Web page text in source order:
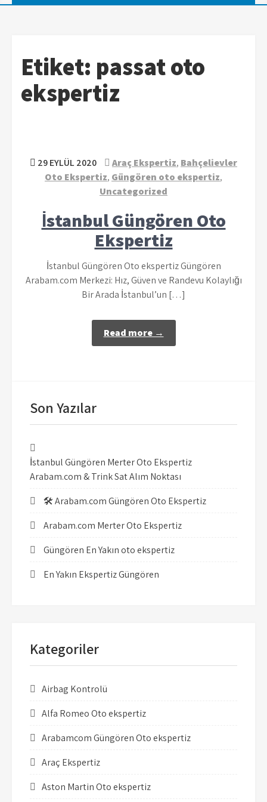
Etiket: passat oto
ekspertiz
29 EYLÜL 2020 Araç Ekspertiz, Bahçelievler
Oto Ekspertiz, Güngören oto ekspertiz,
Uncategorized
İstanbul Güngören Oto
Ekspertiz
İstanbul Güngören Oto ekspertiz Güngören
Arabam.com Merkezi: Hız, Güven ve Randevu Kolaylığı
Bir Arada İstanbul’un […]
Read more →
Son Yazılar
İstanbul Güngören Merter Oto Ekspertiz
Arabam.com & Trink Sat Alım Noktası
🛠️ Arabam.com Güngören Oto Ekspertiz
Arabam.com Merter Oto Ekspertiz
Güngören En Yakın oto ekspertiz
En Yakın Ekspertiz Güngören
Kategoriler
Airbag Kontrolü
Alfa Romeo Oto ekspertiz
Arabamcom Güngören Oto ekspertiz
Araç Ekspertiz
Aston Martin Oto ekspertiz